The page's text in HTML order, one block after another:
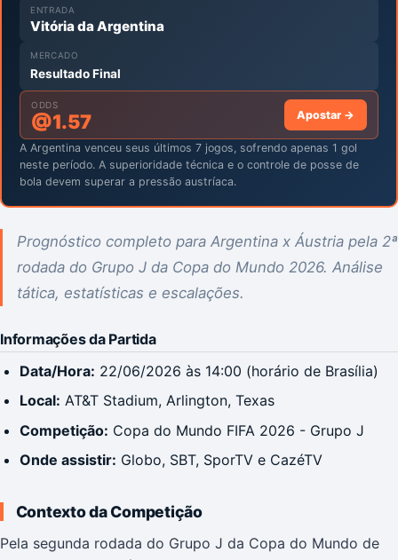
ENTRADA
Vitória da Argentina
MERCADO
Resultado Final
ODDS
@1.57 Apostar →
A Argentina venceu seus últimos 7 jogos, sofrendo apenas 1 gol
neste período. A superioridade técnica e o controle de posse de
bola devem superar a pressão austríaca.
Prognóstico completo para Argentina x Áustria pela 2ª
rodada do Grupo J da Copa do Mundo 2026. Análise
tática, estatísticas e escalações.
Informações da Partida
Data/Hora: 22/06/2026 às 14:00 (horário de Brasília)
Local: AT&T Stadium, Arlington, Texas
Competição: Copa do Mundo FIFA 2026 - Grupo J
Onde assistir: Globo, SBT, SporTV e CazéTV
Contexto da Competição
Pela segunda rodada do Grupo J da Copa do Mundo de